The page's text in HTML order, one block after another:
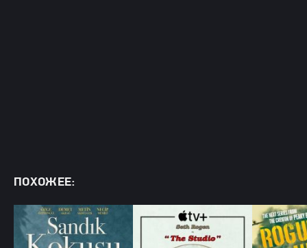
ПОХОЖЕЕ: